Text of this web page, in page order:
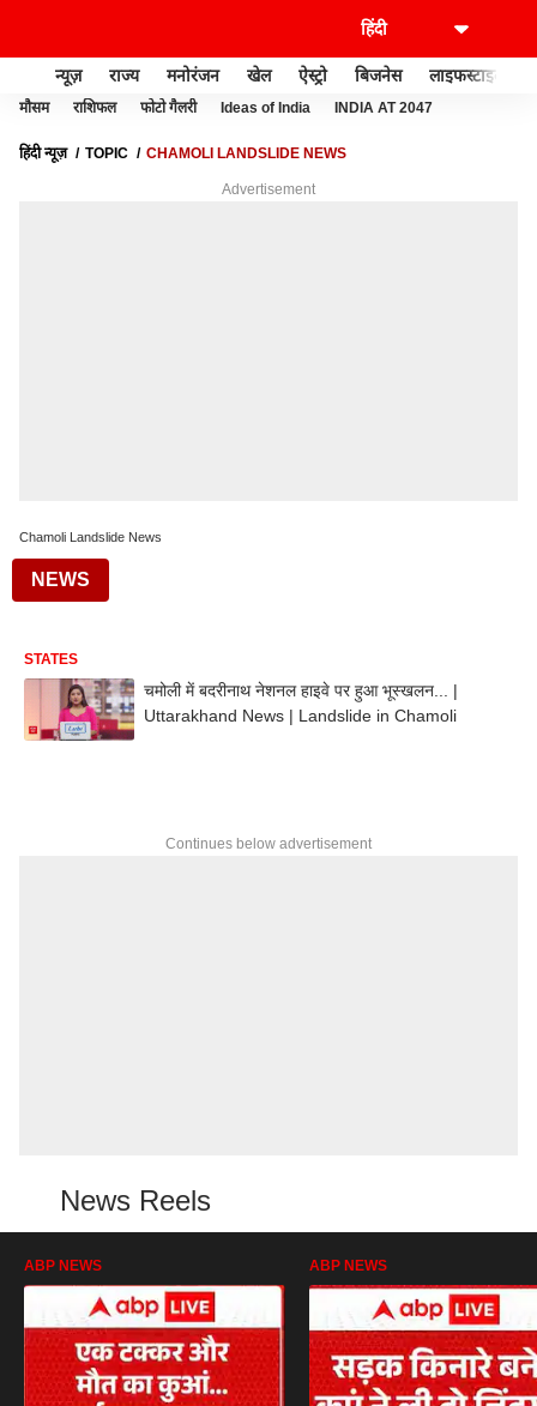
न्यूज़ राज्य मनोरंजन खेल ऐस्ट्रो बिजनेस लाइफस्टाइल
मौसम राशिफल फोटो गैलरी Ideas of India INDIA AT 2047
हिंदी न्यूज़ TOPIC CHAMOLI LANDSLIDE NEWS
Advertisement
Chamoli Landslide News
NEWS
STATES
चमोली में बदरीनाथ नेशनल हाइवे पर हुआ भूस्खलन... |
Uttarakhand News | Landslide in Chamoli
Continues below advertisement
News Reels
ABP NEWS ABP NEWS